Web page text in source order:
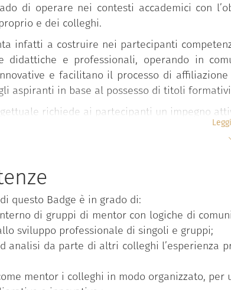
di operare nei contesti accademici con
e dei colleghi.
infatti a costruire nei partecipanti
didattiche e professionali, operando in
e facilitano il processo di
aspiranti in base al possesso di titoli
richiede ai partecipanti un impegno
delle dinamiche relazionali e dei
degli strumenti del mentoring (accordo etico,
e dispositivi di analisi, …);
di supervisione come spazio di
in merito agli approcci relazionali, ai
valutazione del progetto diretta a
e per azioni di sviluppo implementale del
questo Badge è in grado di:
di gruppi di mentor con logiche di
sviluppo professionale di singoli e gruppi;
analisi da parte di altri colleghi l’esperienza
mentor i colleghi in modo organizzato,